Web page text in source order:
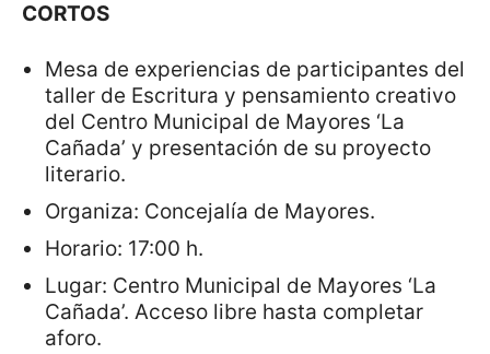
CORTOS
Mesa de experiencias de participantes del
taller de Escritura y pensamiento creativo
del Centro Municipal de Mayores ‘La
Cañada’ y presentación de su proyecto
literario.
Organiza: Concejalía de Mayores.
Horario: 17:00 h.
Lugar: Centro Municipal de Mayores ‘La
Cañada’. Acceso libre hasta completar
aforo.